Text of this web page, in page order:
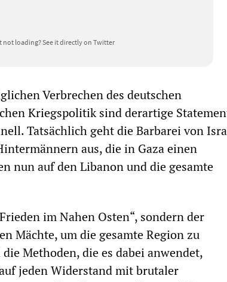
not loading?See it directly on Twitter
Verbrechen des deutschen
Kriegspolitik sind derartige
Tatsächlich geht die Barbarei von
aus, die in Gaza einen
nun auf den Libanon und die gesamte
im Nahen Osten“, sondern der
Mächte, um die gesamte Region zu
Methoden, die es dabei anwendet,
jeden Widerstand mit brutaler